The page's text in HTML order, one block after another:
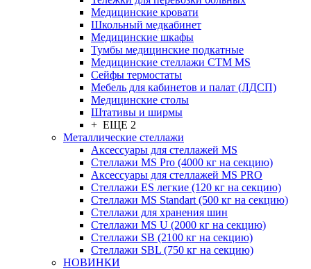
Медицинские кровати
Школьный медкабинет
Медицинские шкафы
Тумбы медицинские подкатные
Медицинские стеллажи CTM MS
Сейфы термостаты
Мебель для кабинетов и палат (ЛДСП)
Медицинские столы
Штативы и ширмы
+ ЕЩЕ 2
Металлические стеллажи
Аксессуары для стеллажей MS
Стеллажи MS Pro (4000 кг на секцию)
Аксессуары для стеллажей MS PRO
Стеллажи ES легкие (120 кг на секцию)
Стеллажи MS Standart (500 кг на секцию)
Стеллажи для хранения шин
Стеллажи MS U (2000 кг на секцию)
Стеллажи SB (2100 кг на секцию)
Стеллажи SBL (750 кг на секцию)
НОВИНКИ